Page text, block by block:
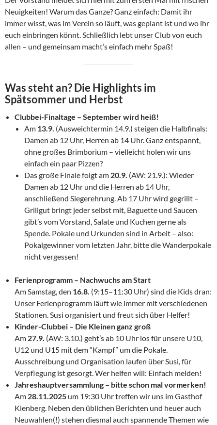
Neuigkeiten! Warum das Ganze? Ganz einfach: Damit ihr
immer wisst, was im Verein so läuft, was geplant ist und wo ihr
euch einbringen könnt. Schließlich lebt unser Club von euch
allen – und gemeinsam macht’s einfach mehr Spaß!
Was steht an? Die Highlights im
Spätsommer und Herbst
Clubbei-Finaltage – September wird heiß!
Am 13.9. (Ausweichtermin 14.9.) steigen die Halbfinals:
Damen ab 12 Uhr, Herren ab 14 Uhr. Ganz entspannt,
ohne großes Brimborium – vielleicht holen wir uns
einfach ein paar Pizzen?
Das große Finale folgt am 20.9. (AW: 21.9.): Wieder
Damen ab 12 Uhr und die Herren ab 14 Uhr,
anschließend Siegerehrung. Ab 17 Uhr wird gegrillt –
Grillgut bringt jeder selbst mit, Baguette und Saucen
gibt’s vom Vorstand, Salate und Kuchen gerne als
Spende. Pokale und Urkunden sind in Arbeit – also:
Pokalgewinner vom letzten Jahr, bitte die Wanderpokale
nicht vergessen!
Ferienprogramm – Nachwuchs am Start
Am Samstag, den 16.8. (9:15–11:30 Uhr) sind die Kids dran:
Unser Ferienprogramm läuft wie immer mit verschiedenen
Stationen. Susi organisiert und freut sich über Helfer!
Kinder-Clubbei – Die Kleinen ganz groß
Am 27.9. (AW: 3.10.) geht’s ab 10 Uhr los für unsere U10,
U12 und U15 mit dem “Kampf” um die Pokale.
Ausschreibung und Organisation laufen über Susi, für
Verpflegung ist gesorgt. Wer helfen will: Einfach melden!
Jahreshauptversammlung – bitte schon mal vormerken!
Am 28.11.2025 um 19:30 Uhr treffen wir uns im Gasthof
Kienberg. Neben den üblichen Berichten und heuer auch
Neuwahlen(!) stehen diesmal auch spannende Themen wie